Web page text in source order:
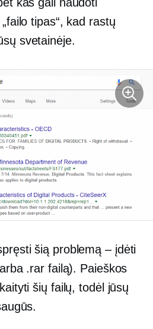
tipas“, kad rastų
svetainėje.
šią problemą – įdėti
.rar failą). Paieškos
šių failų, todėl jūsų